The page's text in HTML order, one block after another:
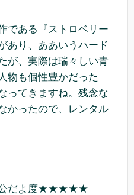
である『ストロベリー
あり、ああいうハード
が、実際は瑞々しい青
物も個性豊かだった
ってきますね。残念な
かったので、レンタル
公だよ度★★★★★